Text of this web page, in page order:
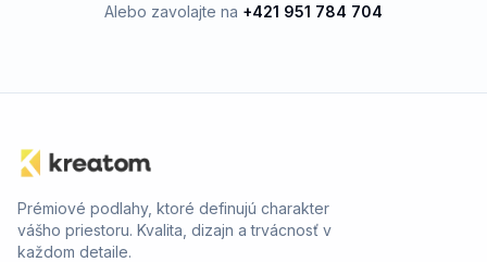
Alebo zavolajte na +421 951 784 704
Prémiové podlahy, ktoré definujú charakter
vášho priestoru. Kvalita, dizajn a trvácnosť v
každom detaile.